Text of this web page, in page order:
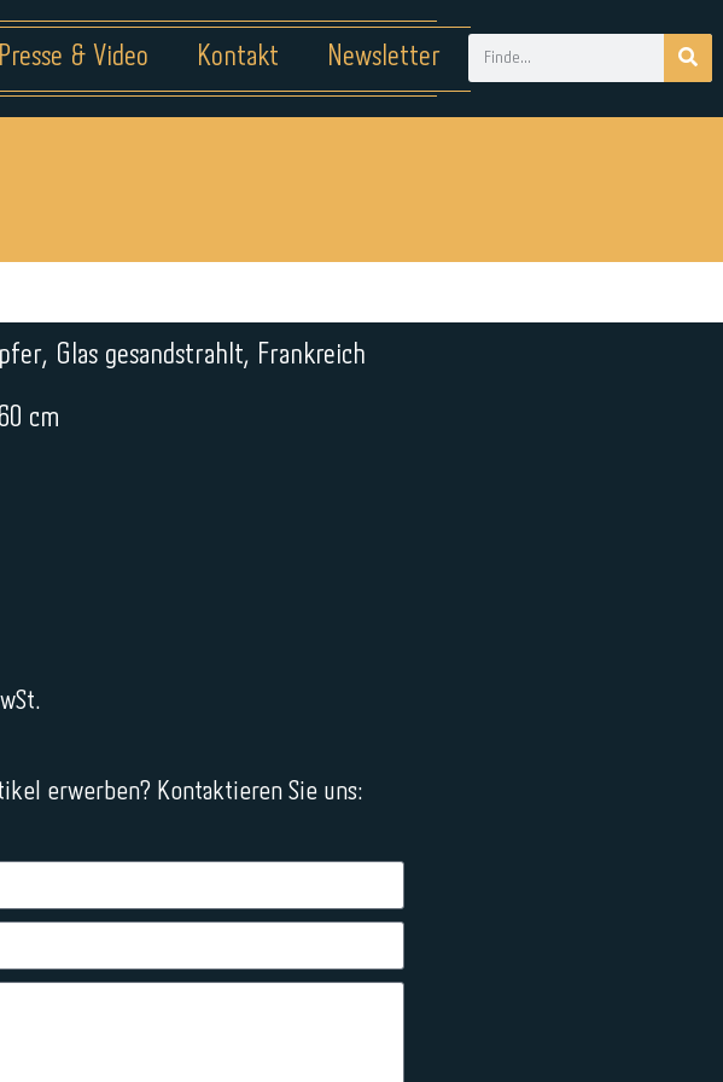
Presse & Video Kontakt Newsletter
Glas gesandstrahlt, Frankreich
cm
erwerben? Kontaktieren Sie uns: